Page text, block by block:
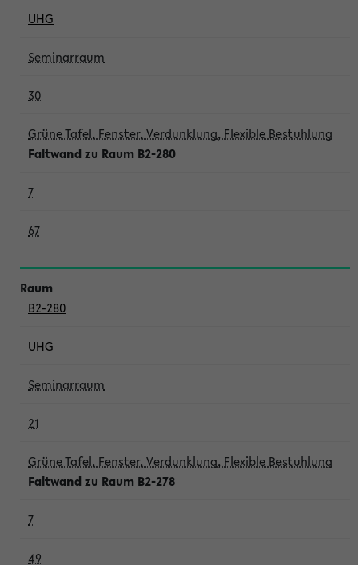
UHG
Seminarraum
30
Grüne Tafel, Fenster, Verdunklung, Flexible Bestuhlung
Faltwand zu Raum B2-280
7
67
B2-280
UHG
Seminarraum
21
Grüne Tafel, Fenster, Verdunklung, Flexible Bestuhlung
Faltwand zu Raum B2-278
7
49